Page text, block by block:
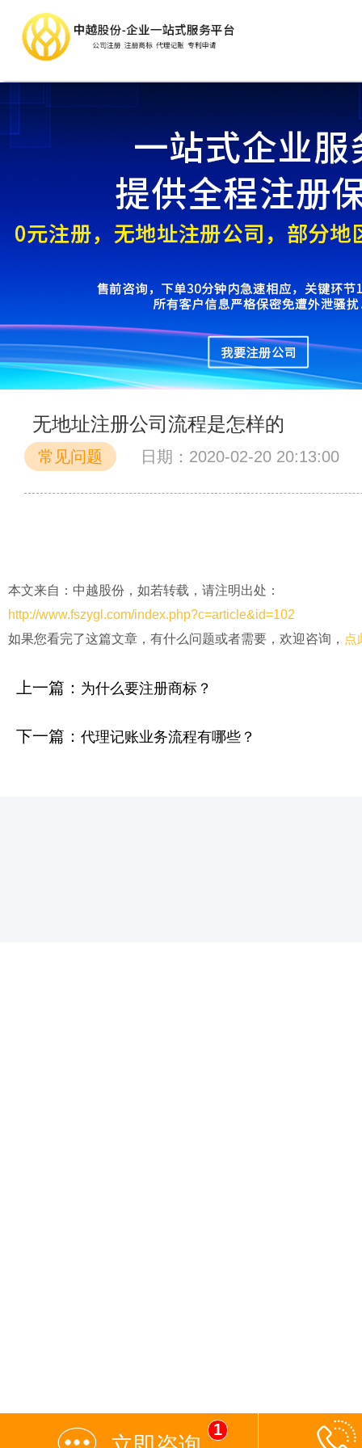
无地址注册公司流程是怎样的
常见问题 日期：2020-02-20 20:13:00
本文来自：中越股份，如若转载，请注明出处：
http://www.fszygl.com/index.php?c=article&id=102
如果您看完了这篇文章，有什么问题或者需要，欢迎咨询， 点
上一篇： 为什么要注册商标？
下一篇： 代理记账业务流程有哪些？
1